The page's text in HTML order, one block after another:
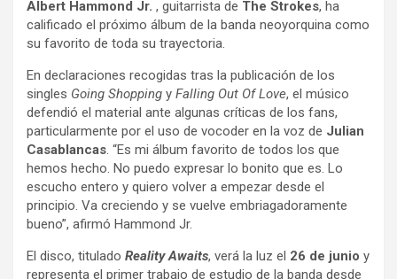
c
e
o
o
k
a
t
A
p
p
m
p
r
t
i
r
Albert Hammond Jr. , guitarrista de The Strokes, ha
calificado el próximo álbum de la banda neoyorquina como
su favorito de toda su trayectoria.
En declaraciones recogidas tras la publicación de los
singles Going Shopping y Falling Out Of Love, el músico
defendió el material ante algunas críticas de los fans,
particularmente por el uso de vocoder en la voz de Julian
Casablancas. “Es mi álbum favorito de todos los que
hemos hecho. No puedo expresar lo bonito que es. Lo
escucho entero y quiero volver a empezar desde el
principio. Va creciendo y se vuelve embriagadoramente
bueno”, afirmó Hammond Jr.
El disco, titulado Reality Awaits, verá la luz el 26 de junio y
representa el primer trabajo de estudio de la banda desde